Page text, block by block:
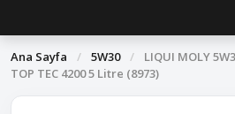
Ana Sayfa / 5W30 /
LIQUI MOLY
TOP TEC 4200 5 Litre (8973)